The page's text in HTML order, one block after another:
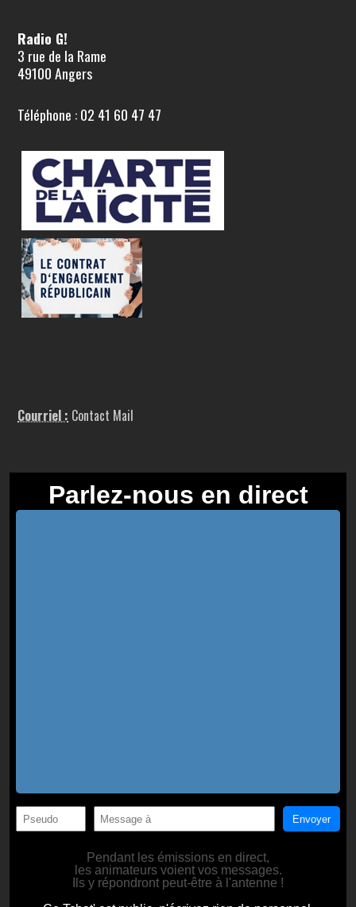
Radio G!
3 rue de la Rame
49100 Angers
Téléphone : 02 41 60 47 47
Courriel : Contact Mail